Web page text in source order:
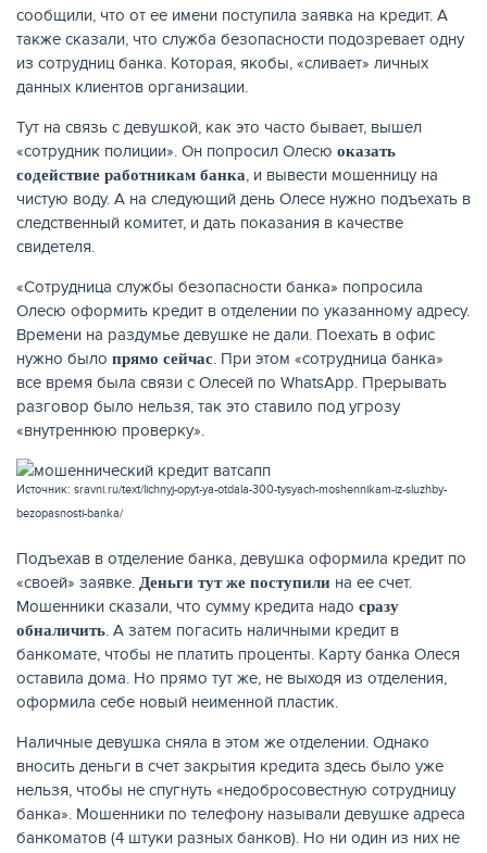
ЕЩЁ
ЖУРНАЛ
сообщили, что от ее имени поступила заявка на кредит. А
также сказали, что служба безопасности подозревает одну
из сотрудниц банка. Которая, якобы, «сливает» личных
данных клиентов организации.
Тут на связь с девушкой, как это часто бывает, вышел
«сотрудник полиции». Он попросил Олесю оказать
содействие работникам банка, и вывести мошенницу на
чистую воду. А на следующий день Олесе нужно подъехать в
следственный комитет, и дать показания в качестве
свидетеля.
«Сотрудница службы безопасности банка» попросила
Олесю оформить кредит в отделении по указанному адресу.
Времени на раздумье девушке не дали. Поехать в офис
нужно было прямо сейчас. При этом «сотрудница банка»
все время была связи с Олесей по WhatsApp. Прерывать
разговор было нельзя, так это ставило под угрозу
«внутреннюю проверку».
Источник: sravni.ru/text/lichnyj-opyt-ya-otdala-300-tysyach-moshennikam-iz-sluzhby-
bezopasnosti-banka/
Подъехав в отделение банка, девушка оформила кредит по
«своей» заявке. Деньги тут же поступили на ее счет.
Мошенники сказали, что сумму кредита надо сразу
обналичить. А затем погасить наличными кредит в
банкомате, чтобы не платить проценты. Карту банка Олеся
оставила дома. Но прямо тут же, не выходя из отделения,
оформила себе новый неименной пластик.
Наличные девушка сняла в этом же отделении. Однако
вносить деньги в счет закрытия кредита здесь было уже
нельзя, чтобы не спугнуть «недобросовестную сотрудницу
банка». Мошенники по телефону называли девушке адреса
банкоматов (4 штуки разных банков). Но ни один из них не